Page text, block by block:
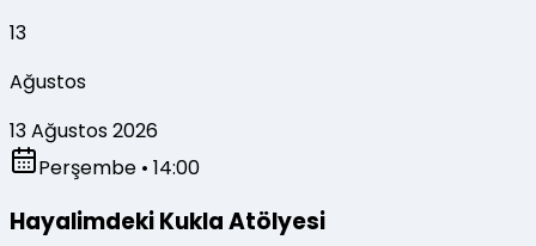
13
Ağustos
13 Ağustos 2026
Perşembe • 14:00
Hayalimdeki Kukla Atölyesi